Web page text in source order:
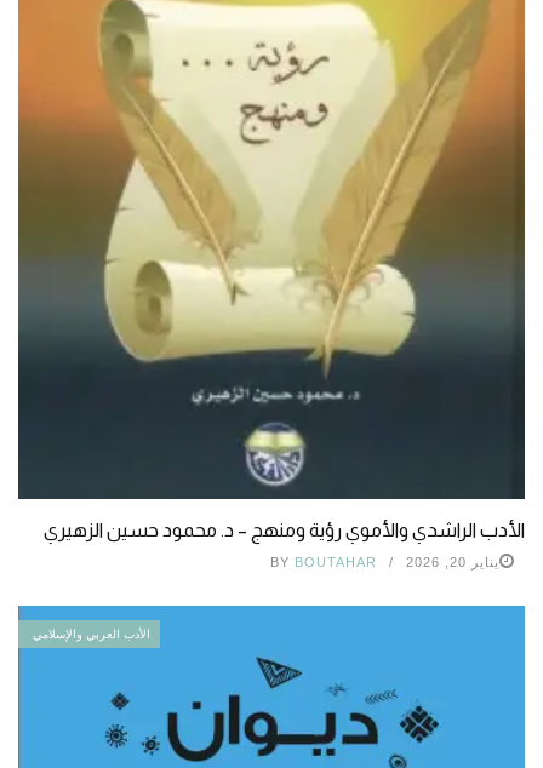
الأدب الراشدي والأموي رؤية ومنهج – د. محمود حسين الزهيري
يناير 20, 2026 BY BOUTAHAR
الأدب العربي والإسلامي